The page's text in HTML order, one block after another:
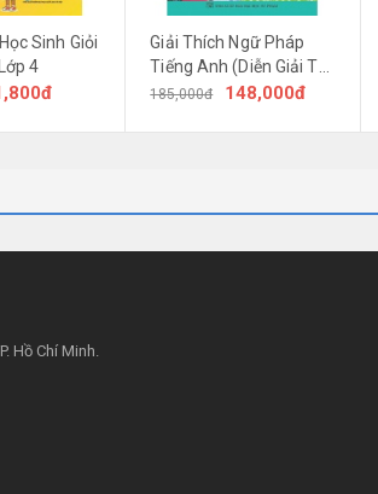
Sinh Giỏi
4
Giải Thích Ngữ Pháp
Tiếng Anh (Diễn Giải Từ
Căn Bản Đến Nâng Cao)
185,000đ 148,000đ
Hồ Chí Minh.